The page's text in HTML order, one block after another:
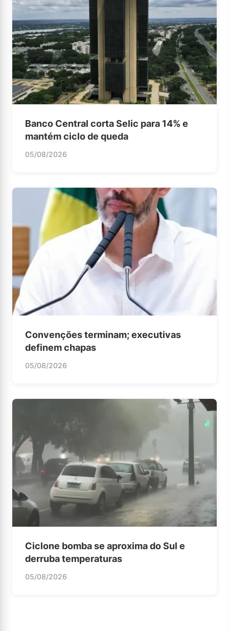
Banco Central corta Selic para 14% e
mantém ciclo de queda
05/08/2026
Convenções terminam; executivas
definem chapas
05/08/2026
Ciclone bomba se aproxima do Sul e
derruba temperaturas
05/08/2026